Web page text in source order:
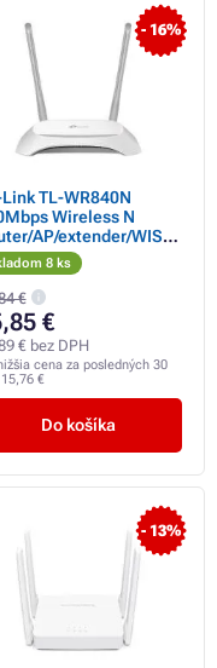
- 16%
TL-WR840N
Wireless N
AP/extender/WISP,
100 RJ45
8 ks
€
€
€ bez DPH
cena za posledných 30
15,76 €
Do košíka
- 13%